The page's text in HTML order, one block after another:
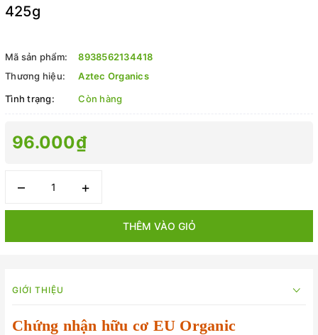
425g
Mã sản phẩm:
8938562134418
Thương hiệu:
Aztec Organics
Tình trạng:
Còn hàng
96.000₫
– +
THÊM VÀO GIỎ
GIỚI THIỆU
Chứng nhận hữu cơ EU Organic